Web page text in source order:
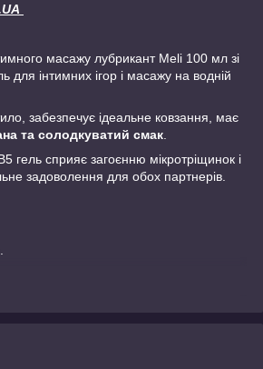
масажу лубрикант Meli 100 мл зі
для інтимних ігор і масажу на водній
забезпечує ідеальне ковзання, має
та солодкуватий смак
гель сприяє загоєнню мікротріщинок і
задоволення для обох партнерів.